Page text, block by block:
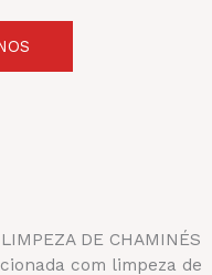
DE CHAMINÉS
com limpeza de